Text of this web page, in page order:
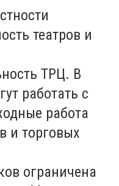
театров и
ТРЦ. В
работать с
работа
и торговых
ограничена